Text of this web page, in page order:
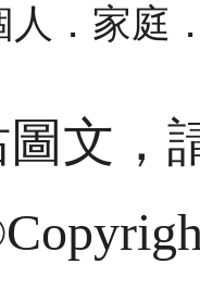
人．家庭
文，